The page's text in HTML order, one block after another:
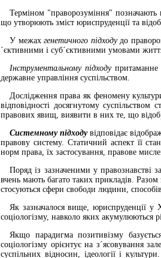
Терміном "праворозуміння" позначають
що утворюють зміст юриспруденції та
У межах генетичного підходу до
´єктивними і суб´єктивними умовами
Інструментальному підходу притаманне
державне управління суспільством.
Дослідження права як феномену
відповідності досягнутому
правових явищ, виявити в них те, що
Системному підходувідповідає
правову систему. Статичний аспект її
норм права, їх застосування, правове
Поряд із зазначеними у правознавстві
вчень мають багато таких прикладів.
стосуються сфери свободи людини,
Як зазначалося вище, юриспруденції у
соціологізму, навколо яких акумулюються
Якщо парадигма позитивізму
соціологізму орієнтує на з´ясовування
суспільних відносин, ідеології і